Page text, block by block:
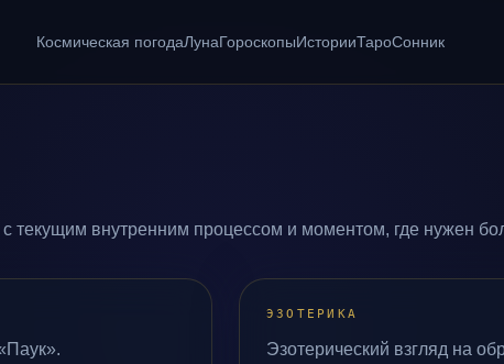
Космическая погодаЛунаГороскопыИсторииТароСонник
текущим внутренним процессом и моментом, где нужен
ЭЗОТЕРИКА
Эзотерический взгляд на